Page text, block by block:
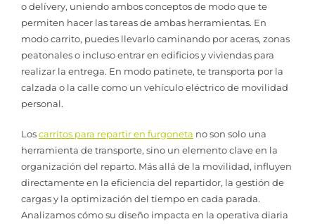
o delívery, uniendo ambos conceptos de modo que te
permiten hacer las tareas de ambas herramientas. En
modo carrito, puedes llevarlo caminando por aceras, zonas
peatonales o incluso entrar en edificios y viviendas para
realizar la entrega. En modo patinete, te transporta por la
calzada o la calle como un vehículo eléctrico de movilidad
personal.
Loscarritos para repartir en furgoneta no son solo una
herramienta de transporte, sino un elemento clave en la
organización del reparto. Más allá de la movilidad, influyen
directamente en la eficiencia del repartidor, la gestión de
cargas y la optimización del tiempo en cada parada.
Analizamos cómo su diseño impacta en la operativa diaria